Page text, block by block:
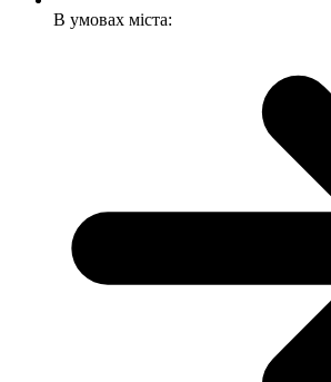
В умовах міста: